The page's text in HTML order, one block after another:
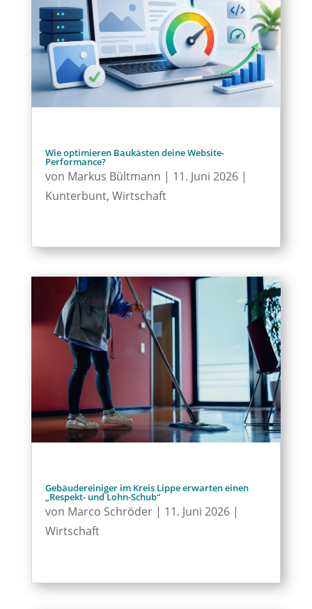
Wie optimieren Baukästen deine Website-
Performance?
von Markus Bültmann | 11. Juni 2026|
Kunterbunt, Wirtschaft
Gebäudereiniger im Kreis Lippe erwarten einen
„Respekt- und Lohn-Schub“
von Marco Schröder| 11. Juni 2026|
Wirtschaft